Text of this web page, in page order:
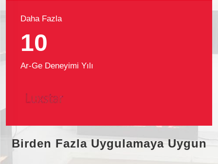
Daha Fazla
10
Ar-Ge Deneyimi Yılı
Birden Fazla Uygulamaya Uygun